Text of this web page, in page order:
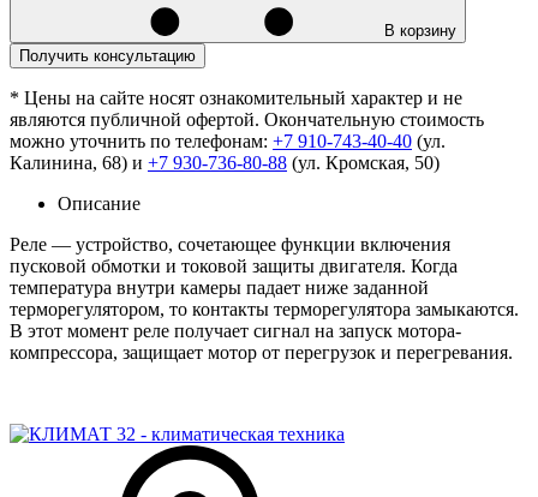
В корзину
Получить консультацию
* Цены на сайте носят ознакомительный характер и не
являются публичной офертой. Окончательную стоимость
можно уточнить по телефонам: +7 910-743-40-40 (ул.
Калинина, 68) и +7 930-736-80-88 (ул. Кромская, 50)
Описание
Реле — устройство, сочетающее функции включения
пусковой обмотки и токовой защиты двигателя. Когда
температура внутри камеры падает ниже заданной
терморегулятором, то контакты терморегулятора замыкаются.
В этот момент реле получает сигнал на запуск мотора-
компрессора, защищает мотор от перегрузок и перегревания.